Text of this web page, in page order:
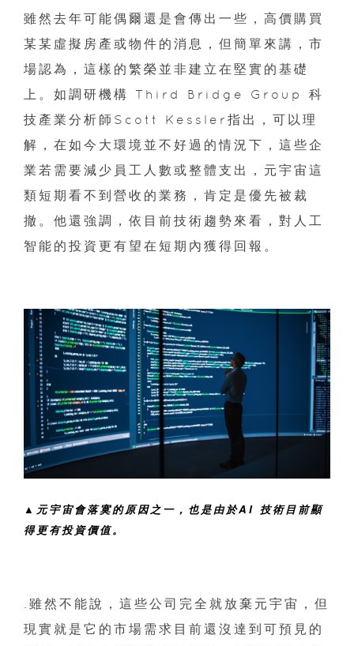
雖然去年可能偶爾還是會傳出一些，高價購買
某某虛擬房產或物件的消息，但簡單來講，市
場認為，這樣的繁榮並非建立在堅實的基礎
上。如調研機構 Third Bridge Group 科
技產業分析師Scott Kessler指出，可以理
解，在如今大環境並不好過的情況下，這些企
業若需要減少員工人數或整體支出，元宇宙這
類短期看不到營收的業務，肯定是優先被裁
撤。他還強調，依目前技術趨勢來看，對人工
智能的投資更有望在短期內獲得回報。
▲元宇宙會落寞的原因之一，也是由於AI 技術目前顯
得更有投資價值。
.雖然不能說，這些公司完全就放棄元宇宙，但
現實就是它的市場需求目前還沒達到可預見的